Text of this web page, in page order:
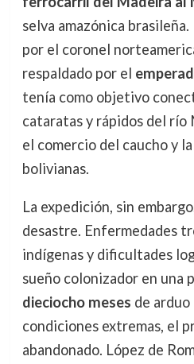
selva amazónica
por el coronel
respaldado por el
tenía como objetivo
cataratas y rápidos del río
el comercio del caucho y
bolivianas.
La expedición, sin
desastre. Enfermedades
indígenas y dificultades
sueño colonizador en una
dieciocho meses de
condiciones extremas, el
abandonado. López de